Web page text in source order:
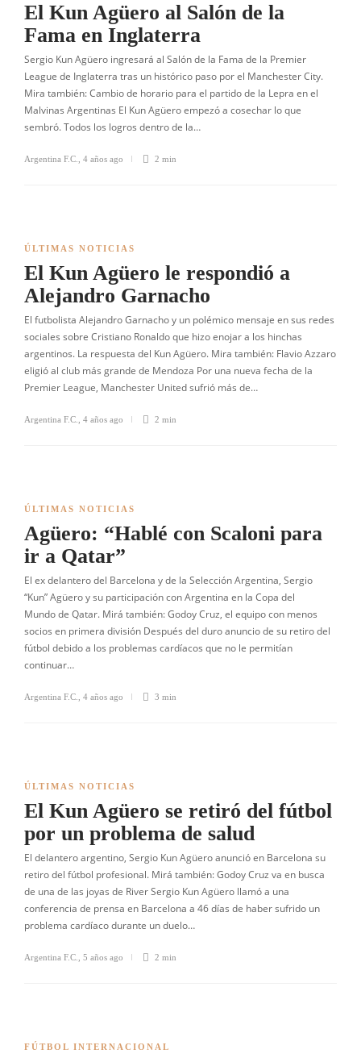
El Kun Agüero al Salón de la
Fama en Inglaterra
Sergio Kun Agüero ingresará al Salón de la Fama de la Premier
League de Inglaterra tras un histórico paso por el Manchester City.
Mira también: Cambio de horario para el partido de la Lepra en el
Malvinas Argentinas El Kun Agüero empezó a cosechar lo que
sembró. Todos los logros dentro de la…
Argentina F.C. 4 años ago 2 min
ÚLTIMAS NOTICIAS
El Kun Agüero le respondió a
Alejandro Garnacho
El futbolista Alejandro Garnacho y un polémico mensaje en sus redes
sociales sobre Cristiano Ronaldo que hizo enojar a los hinchas
argentinos. La respuesta del Kun Agüero. Mira también: Flavio Azzaro
eligió al club más grande de Mendoza Por una nueva fecha de la
Premier League, Manchester United sufrió más de…
Argentina F.C. 4 años ago 2 min
ÚLTIMAS NOTICIAS
Agüero: “Hablé con Scaloni para
ir a Qatar”
El ex delantero del Barcelona y de la Selección Argentina, Sergio
“Kun” Agüero y su participación con Argentina en la Copa del
Mundo de Qatar. Mirá también: Godoy Cruz, el equipo con menos
socios en primera división Después del duro anuncio de su retiro del
fútbol debido a los problemas cardíacos que no le permitían
continuar…
Argentina F.C. 4 años ago 3 min
ÚLTIMAS NOTICIAS
El Kun Agüero se retiró del fútbol
por un problema de salud
El delantero argentino, Sergio Kun Agüero anunció en Barcelona su
retiro del fútbol profesional. Mirá también: Godoy Cruz va en busca
de una de las joyas de River Sergio Kun Agüero llamó a una
conferencia de prensa en Barcelona a 46 días de haber sufrido un
problema cardíaco durante un duelo…
Argentina F.C. 5 años ago 2 min
FÚTBOL INTERNACIONAL